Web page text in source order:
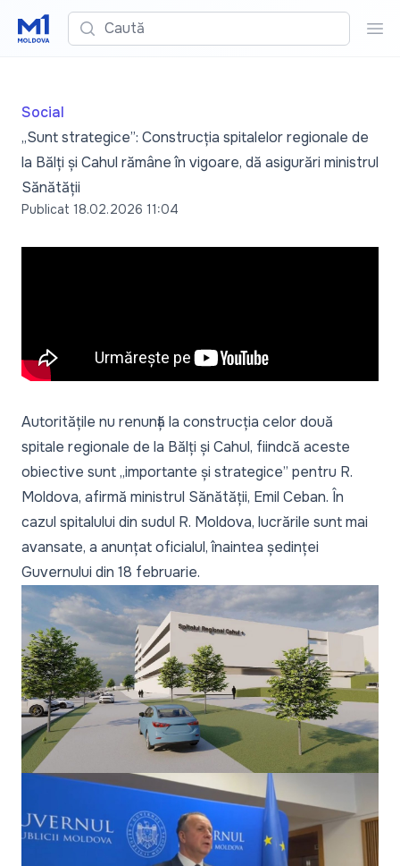
Caută
Social
„Sunt strategice”: Construcția spitalelor regionale de
la Bălți și Cahul rămâne în vigoare, dă asigurări ministrul
Sănătății
Publicat 18.02.2026 11:04
Autoritățile nu renunță la construcția celor două
spitale regionale de la Bălți și Cahul, fiindcă aceste
obiective sunt „importante și strategice” pentru R.
Moldova, afirmă ministrul Sănătății, Emil Ceban. În
cazul spitalului din sudul R. Moldova, lucrările sunt mai
avansate, a anunțat oficialul, înaintea ședinței
Guvernului din 18 februarie.